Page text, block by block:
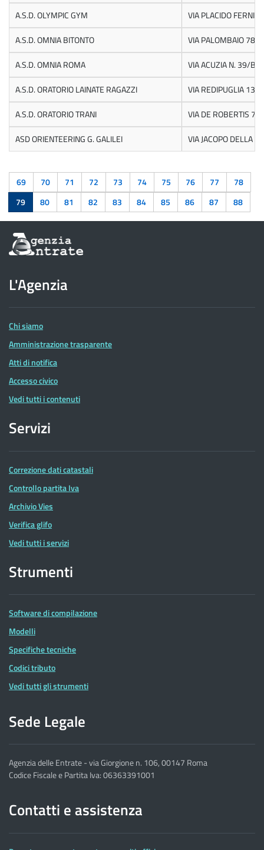
A.S.D. OLYMPIC GYM
VIA PLACIDO
A.S.D. OMNIA BITONTO
VIA PALOMBAIO 78
A.S.D. OMNIA ROMA
VIA ACUZIA N. 39/B
A.S.D. ORATORIO LAINATE RAGAZZI
VIA REDIPUGLIA 13
A.S.D. ORATORIO TRANI
VIA DE ROBERTIS 71
ASD ORIENTEERING G. GALILEI
VIA JACOPO DELLA
69 70 71 72 73 74 75 76 77
78
79
80 81 82 83 84 85 86 87 88
Informazioni
sul
dell'Agenzia
delle
Entrate
L'Agenzia
Chi siamo
Amministrazione trasparente
Atti di notifica
Accesso civico
Vedi tutti i contenuti
Servizi
Correzione dati catastali
Controllo partita Iva
Archivio Vies
Verifica glifo
Vedi tutti i servizi
Strumenti
Software di compilazione
Modelli
Specifiche tecniche
Codici tributo
Vedi tutti gli strumenti
Sede Legale
Agenzia delle Entrate - via Giorgione n. 106, 00147 Roma
Codice Fiscale e Partita Iva: 06363391001
Contatti e assistenza